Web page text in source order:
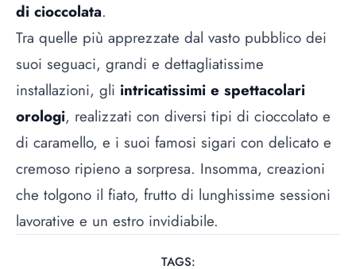
di cioccolata.
Tra quelle più apprezzate dal vasto pubblico dei
suoi seguaci, grandi e dettagliatissime
installazioni, gli intricatissimi e spettacolari
orologi, realizzati con diversi tipi di cioccolato e
di caramello, e i suoi famosi sigari con delicato e
cremoso ripieno a sorpresa. Insomma, creazioni
che tolgono il fiato, frutto di lunghissime sessioni
lavorative e un estro invidiabile.
TAGS: